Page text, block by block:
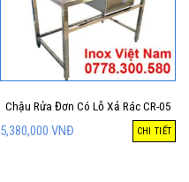
Chậu Rửa Đơn Có Lỗ Xả Rác CR-05
5,380,000 VNĐ CHI TIẾT